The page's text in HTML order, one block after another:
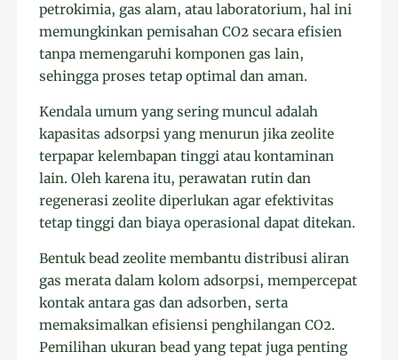
petrokimia, gas alam, atau laboratorium, hal ini
memungkinkan pemisahan CO2 secara efisien
tanpa memengaruhi komponen gas lain,
sehingga proses tetap optimal dan aman.
Kendala umum yang sering muncul adalah
kapasitas adsorpsi yang menurun jika zeolite
terpapar kelembapan tinggi atau kontaminan
lain. Oleh karena itu, perawatan rutin dan
regenerasi zeolite diperlukan agar efektivitas
tetap tinggi dan biaya operasional dapat ditekan.
Bentuk bead zeolite membantu distribusi aliran
gas merata dalam kolom adsorpsi, mempercepat
kontak antara gas dan adsorben, serta
memaksimalkan efisiensi penghilangan CO2.
Pemilihan ukuran bead yang tepat juga penting